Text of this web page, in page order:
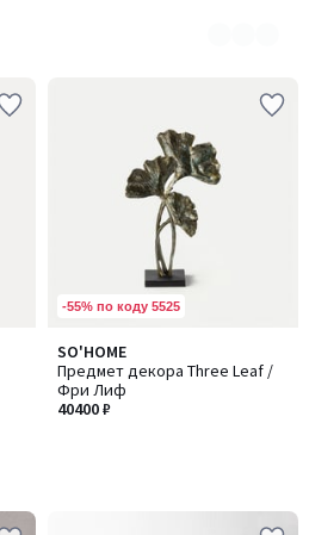
-55% по коду 5525
SO'HOME
Предмет декора Three Leaf /
Фри Лиф
40400 ₽